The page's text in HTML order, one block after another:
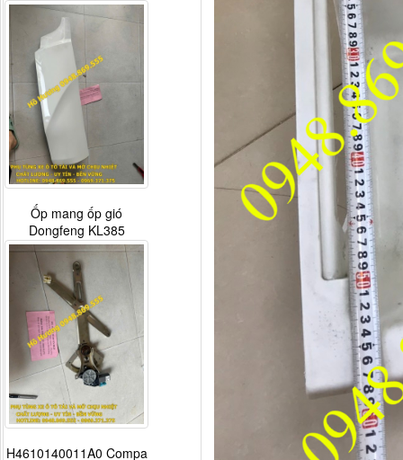
Ốp mang ốp gió
Dongfeng KL385
H4610140011A0 Compa